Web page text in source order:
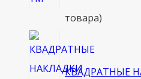
товара
КВАДРАТНЫЕ